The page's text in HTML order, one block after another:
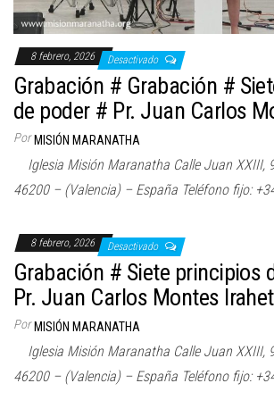
8 febrero, 2026 Desactivado
Grabación # Grabación #
de poder # Pr. Juan Carlos
Por MISIÓN MARANATHA
Iglesia Misión Maranatha Calle Juan XXIII,
46200 – (Valencia) – España Teléfono fijo:
8 febrero, 2026 Desactivado
Grabación # Siete principios
Pr. Juan Carlos Montes
Por MISIÓN MARANATHA
Iglesia Misión Maranatha Calle Juan XXIII,
46200 – (Valencia) – España Teléfono fijo: